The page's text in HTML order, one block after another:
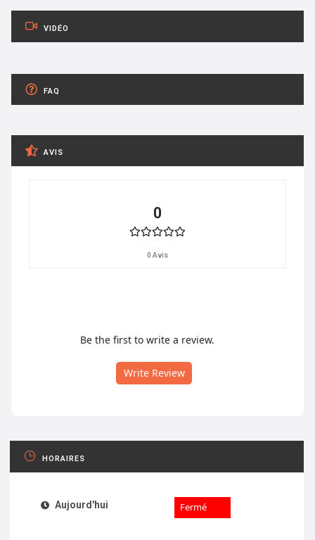
VIDÉO
FAQ
AVIS
0
0 Avis
Be the first to write a review.
Write Review
HORAIRES
Aujourd'hui Fermé